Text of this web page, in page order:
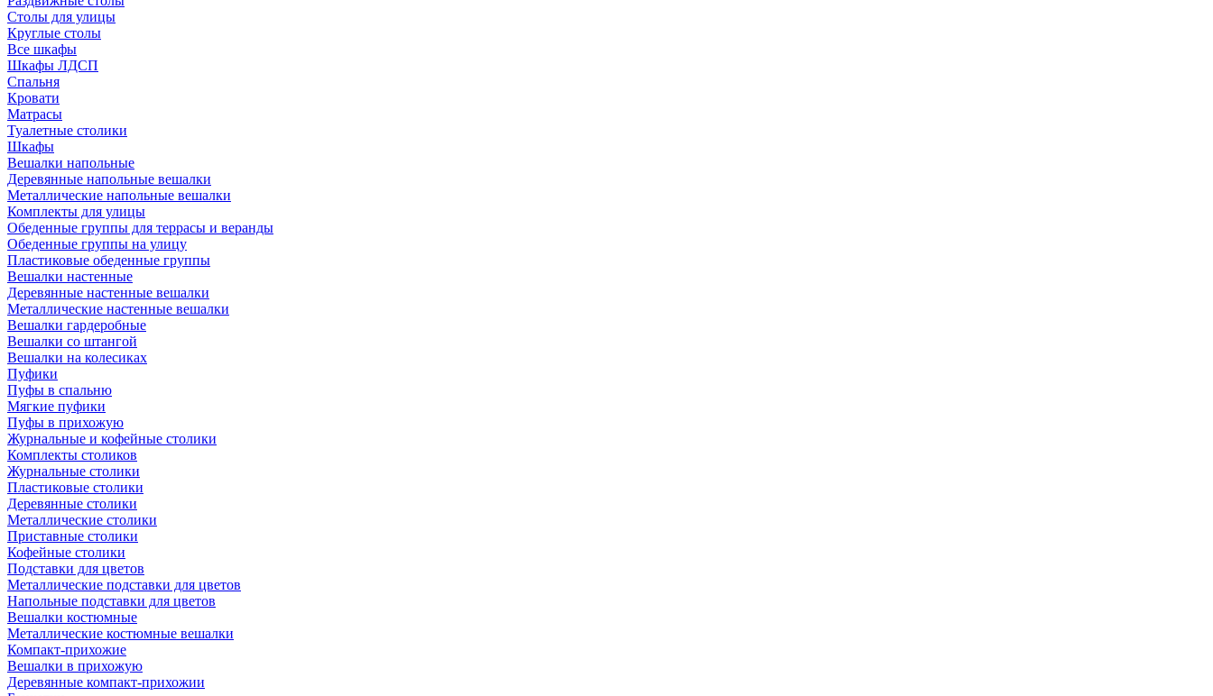
Столы для улицы
Круглые столы
Все шкафы
Шкафы ЛДСП
Спальня
Кровати
Матрасы
Туалетные столики
Шкафы
Вешалки напольные
Деревянные напольные вешалки
Металлические напольные вешалки
Комплекты для улицы
Обеденные группы для террасы и веранды
Обеденные группы на улицу
Пластиковые обеденные группы
Вешалки настенные
Деревянные настенные вешалки
Металлические настенные вешалки
Вешалки гардеробные
Вешалки со штангой
Вешалки на колесиках
Пуфики
Пуфы в спальню
Мягкие пуфики
Пуфы в прихожую
Журнальные и кофейные столики
Комплекты столиков
Журнальные столики
Пластиковые столики
Деревянные столики
Металлические столики
Приставные столики
Кофейные столики
Подставки для цветов
Металлические подставки для цветов
Напольные подставки для цветов
Вешалки костюмные
Металлические костюмные вешалки
Компакт-прихожие
Вешалки в прихожую
Деревянные компакт-прихожии